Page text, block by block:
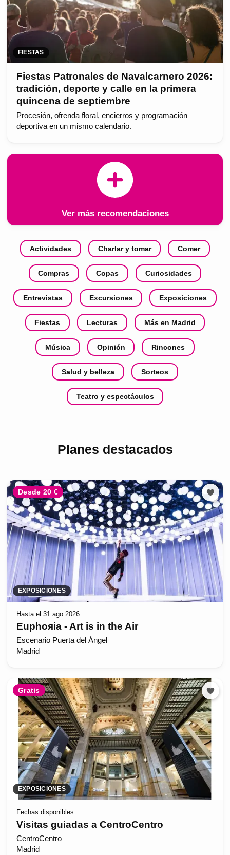
FIESTAS
Fiestas Patronales de Navalcarnero 2026:
tradición, deporte y calle en la primera
quincena de septiembre
Procesión, ofrenda floral, encierros y programación
deportiva en un mismo calendario.
Ver más recomendaciones
Actividades Charlar y tomar Comer
Compras Copas Curiosidades
Entrevistas Excursiones Exposiciones
Fiestas Lecturas Más en Madrid
Música Opinión Rincones
Salud y belleza Sorteos
Teatro y espectáculos
Planes destacados
Desde 20 €
EXPOSICIONES
Hasta el 31 ago 2026
Euphoяia - Art is in the Air
Escenario Puerta del Ángel
Madrid
Gratis
EXPOSICIONES
Fechas disponibles
Visitas guiadas a CentroCentro
CentroCentro
Madrid